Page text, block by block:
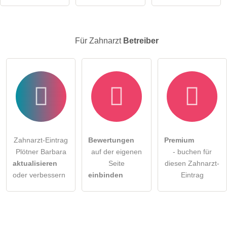
Für Zahnarzt Betreiber
Zahnarzt-Eintrag
Plötner Barbara
aktualisieren
oder verbessern
Bewertungen
auf der eigenen
Seite
einbinden
Premium
- buchen für
diesen Zahnarzt-
Eintrag